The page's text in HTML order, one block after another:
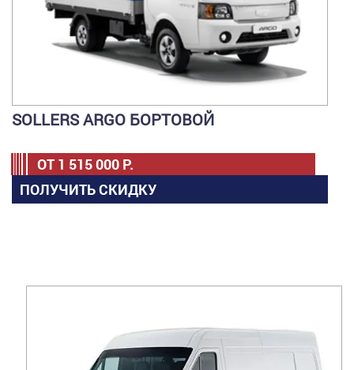
SOLLERS ARGO БОРТОВОЙ
ОТ 1 515 000 Р.
ПОЛУЧИТЬ СКИДКУ